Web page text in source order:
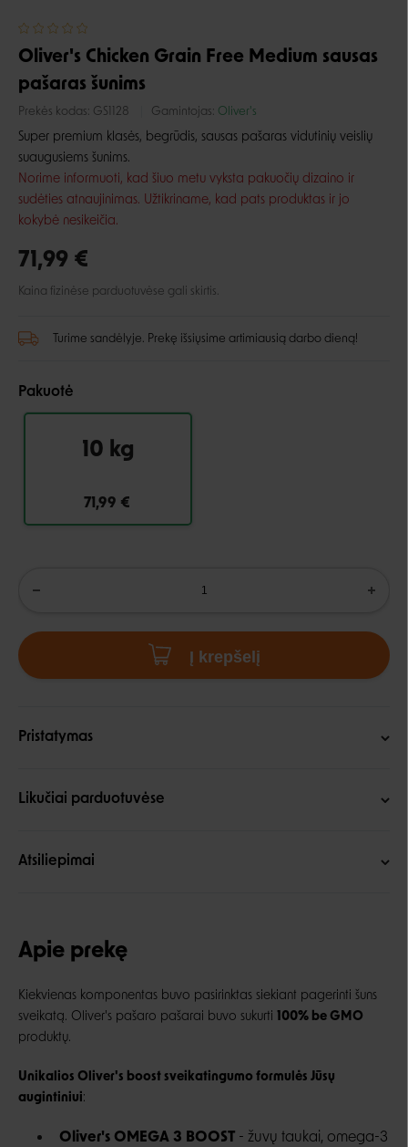
Oliver's Chicken Grain Free Medium sausas
pašaras šunims
Prekės kodas: GS1128 Gamintojas: Oliver's
Super premium klasės, begrūdis, sausas pašaras vidutinių veislių
suaugusiems šunims.
Norime informuoti, kad šiuo metu vyksta pakuočių dizaino ir
sudėties atnaujinimas. Užtikriname, kad pats produktas ir jo
kokybė nesikeičia.
71,99 €
Kaina fizinėse parduotuvėse gali skirtis.
Turime sandėlyje. Prekę išsiųsime artimiausią darbo dieną!
Pakuotė
10 kg
71,99 €
Į krepšelį
Pristatymas
Likučiai parduotuvėse
Atsiliepimai
Apie prekę
Kiekvienas komponentas buvo pasirinktas siekiant pagerinti šuns
sveikatą. Oliver's pašaro pašarai buvo sukurti 100% be GMO
produktų.
Unikalios Oliver's boost sveikatingumo formulės Jūsų
augintiniui:
Oliver's OMEGA 3 BOOST - žuvų taukai, omega-3